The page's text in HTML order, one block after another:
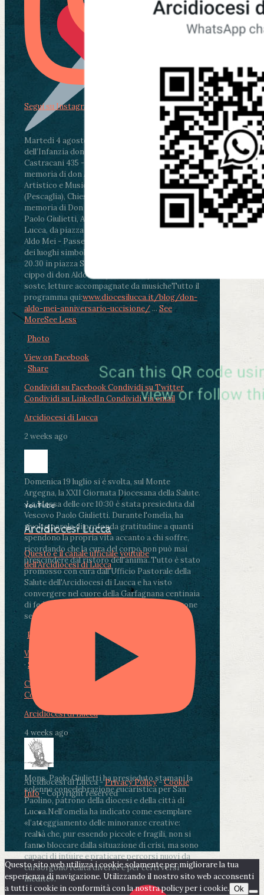
Martedì 4 agosto2026
ore 11:30 - Lucca, Scuola
dell’Infanzia don Aldo Mei - Viale Castruccio
Castracani 435 - Inaugurazione murales in
memoria di don Aldo Mei curato dal Liceo
Artistico e Musicale “Passaglia”
ore 18 - Fiano
(Pescaglia), Chiesa parrocchiale - Messa in
memoria di Don Aldo Mei celebrata da mons.
Paolo Giulietti, Arcivescovo di Lucca
ore 20.30 -
Lucca, da piazza San Michele al Cippo di don
Aldo Mei - Passeggiata della Memoria in alcuni
dei luoghi simbolo della città. Ritrovo alle ore
20.30 in piazza San Michele con conclusione al
cippo di don Aldo Mei (Porta Elisa). Durante le
soste, letture accompagnate da musicheTutto il
programma qui:www.diocesilucca.it/blog/don-
aldo-mei-anniversario-uccisione/ ... See
MoreSee Less
Photo
View on Facebook
· Share
Condividi su FacebookCondividi su Twitter
Condividi su LinkedInCondividi via email
Arcidiocesi di Lucca
2 weeks ago
Domenica 19 luglio si è svolta, sul Monte
Argegna, la XXII Giornata Diocesana della Salute.
.La Messa delle ore 10:30 è stata presieduta dal
Vescovo Paolo Giulietti. Durante l'omelia, ha
rivolto parole di profonda gratitudine a quanti
spendono la propria vita accanto a chi soffre,
ricordando che la cura del corpo non può mai
prescindere dal ristoro dell'anima..Tutto è stato
promosso con cura dall'Ufficio Pastorale della
Salute dell'Arcidiocesi di Lucca e ha visto
convergere nel cuore della Garfagnana centinaia
di fedeli, operatori sanitari, volontari e persone
segnate dalla malattia.
Photo
View on Facebook
· Share
Condividi su Facebook
Condividi su LinkedIn
Arcidiocesi di Lucca
4 weeks ago
Mons. Paolo Giulietti ha presieduto stamani la
solenne concelebrazione eucaristica per San
Paolino, patrono della diocesi e della città di
Lucca.Nell’omelia ha indicato come esemplare
«l’atteggiamento delle minoranze creative:
realtà che, pur essendo piccole e fragili, non si
fanno bloccare dalla situazione di crisi, ma sono
capaci di intuire e praticare percorsi nuovi da
cui sorgono realtà diverse e per certi versi
inedite».
Segui su Instagram
YouTube
Arcidiocesi Lucca
Questo è il canale ufficiale youtube
dell'Arcidiocesi di Lucca
Arcidiocesi di Lucca -Privacy Policy-Cookie
Info- Copyright reserved
Questo sito web utilizza i cookie solamente per migliorare la tua
esperienza di navigazione. Utilizzando il nostro sito web acconsenti
a tutti i cookie in conformità con la nostra policy per i cookie. Ok